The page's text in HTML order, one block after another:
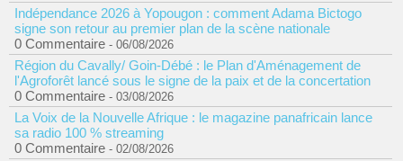
Indépendance 2026 à Yopougon : comment Adama Bictogo
signe son retour au premier plan de la scène nationale
0 Commentaire - 06/08/2026
Région du Cavally/ Goin-Débé : le Plan d'Aménagement de
l'Agroforêt lancé sous le signe de la paix et de la concertation
0 Commentaire - 03/08/2026
La Voix de la Nouvelle Afrique : le magazine panafricain lance
sa radio 100 % streaming
0 Commentaire - 02/08/2026